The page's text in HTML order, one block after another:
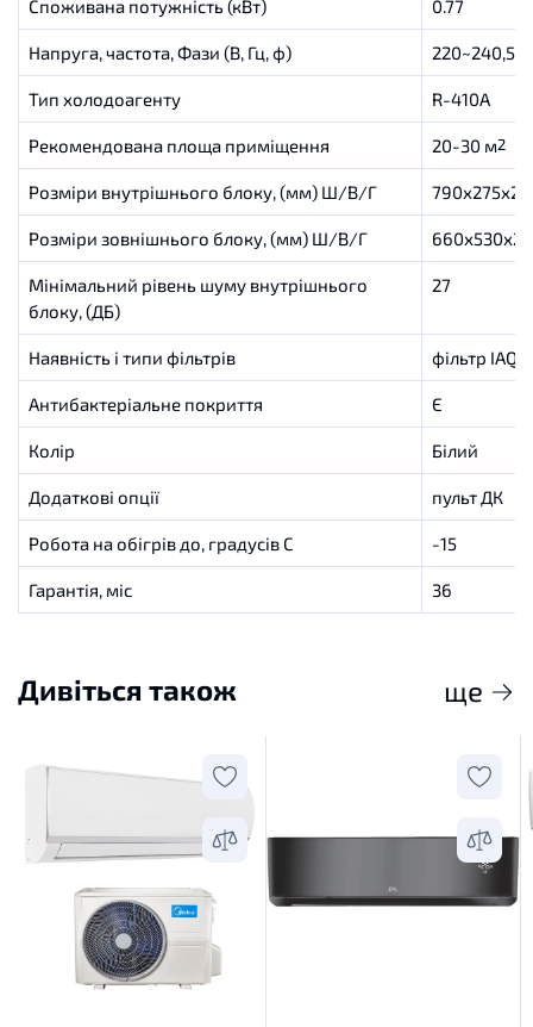
Споживана потужність (кВт) 0.77
Напруга, частота, Фази (В, Гц, ф)
Тип холодоагенту R-410A
Рекомендована площа приміщення 20-30 м2
Розміри внутрішнього блоку, (мм) Ш/В/Г
Розміри зовнішнього блоку, (мм) Ш/В/Г
Мінімальний рівень шуму внутрішнього
блоку, (ДБ)
27
Наявність і типи фільтрів фільтр IAQ
Антибактеріальне покриття Є
Колір Білий
Додаткові опції пульт ДК
Робота на обігрів до, градусів C -15
Гарантія, міс 36
Дивіться також ще